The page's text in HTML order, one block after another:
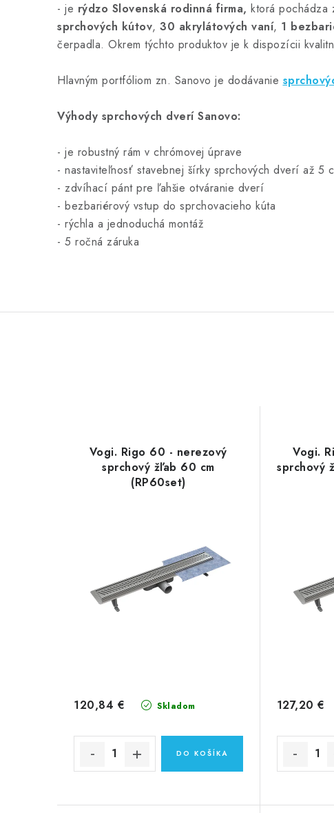
- je rýdzo Slovenská rodinná firma, ktorá pochádza
sprchových kútov, 30 akrylátových vaní, 1
čerpadla. Okrem týchto produktov je k dispozícii
Hlavným portfóliom zn. Sanovo je dodávanie
Výhody sprchových dverí Sanovo:
- je robustný rám v chrómovej úprave
- nastaviteľnosť stavebnej šírky sprchových dverí až 5
- zdvíhací pánt pre ľahšie otváranie dverí
- bezbariérový vstup do sprchovacieho kúta
- rýchla a jednoduchá montáž
- 5 ročná záruka
Vogi. Rigo 60 - nerezový
sprchový žľab 60 cm
(RP60set)
Skladom
120,84 €
DO KOŠÍKA
Vogi.
sprchový
127,20 €